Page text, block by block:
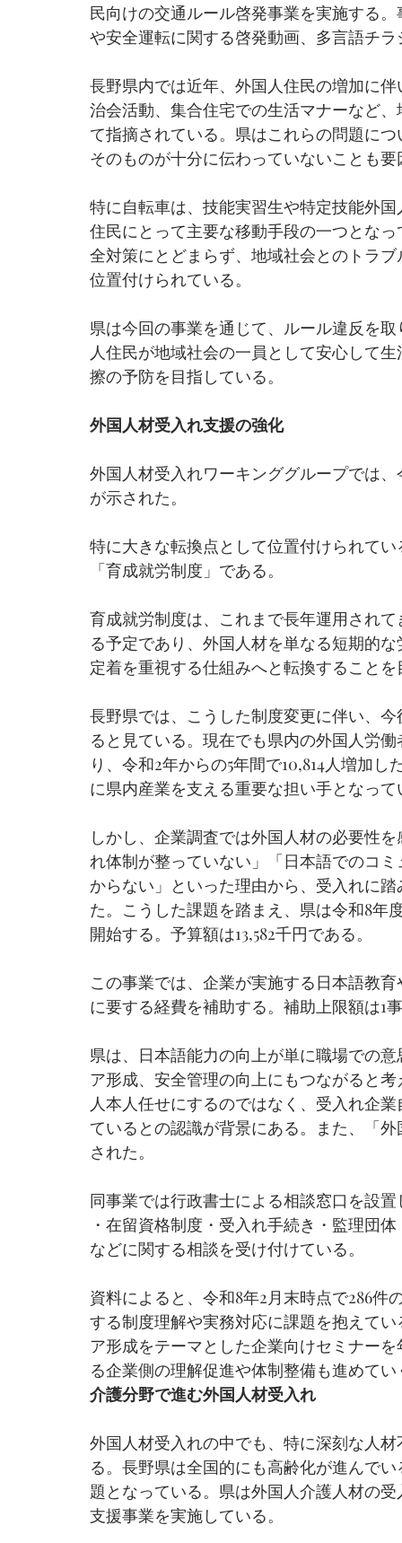
民向けの交通ルール啓発事業を実施する
や安全運転に関する啓発動画、多言語チ
長野県内では近年、外国人住民の増加に
治会活動、集合住宅での生活マナーなど
て指摘されている。県はこれらの問題に
そのものが十分に伝わっていないことも
特に自転車は、技能実習生や特定技能外
住民にとって主要な移動手段の一つとな
全対策にとどまらず、地域社会とのトラ
位置付けられている。
県は今回の事業を通じて、ルール違反を
人住民が地域社会の一員として安心して
擦の予防を目指している。
外国人材受入れ支援の強化
外国人材受入れワーキンググループでは
が示された。
特に大きな転換点として位置付けられて
「育成就労制度」である。
育成就労制度は、これまで長年運用され
る予定であり、外国人材を単なる短期的
定着を重視する仕組みへと転換すること
長野県では、こうした制度変更に伴い、
ると見ている。現在でも県内の外国人労
り、令和2年からの5年間で10,814人増加
に県内産業を支える重要な担い手となって
しかし、企業調査では外国人材の必要性
れ体制が整っていない」「日本語でのコ
からない」といった理由から、受入れに
た。こうした課題を踏まえ、県は令和8年
開始する。予算額は13,582千円である。
この事業では、企業が実施する日本語教
に要する経費を補助する。補助上限額は1
県は、日本語能力の向上が単に職場での
ア形成、安全管理の向上にもつながると
人本人任せにするのではなく、受入れ企
ているとの認識が背景にある。また、「
された。
同事業では行政書士による相談窓口を設置
・在留資格制度・受入れ手続き・監理団
などに関する相談を受け付けている。
資料によると、令和8年2月末時点で286
する制度理解や実務対応に課題を抱えて
ア形成をテーマとした企業向けセミナー
る企業側の理解促進や体制整備も進めて
介護分野で進む外国人材受入れ
外国人材受入れの中でも、特に深刻な人
る。長野県は全国的にも高齢化が進んで
題となっている。県は外国人介護人材の
支援事業を実施している。